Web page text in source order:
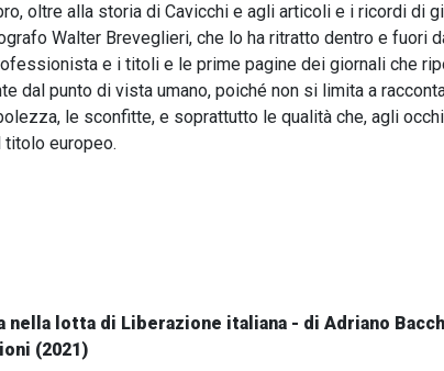
oltre alla storia di Cavicchi e agli articoli e i ricordi di
Walter Breveglieri, che lo ha ritratto dentro e fuori
e i titoli e le prime pagine dei giornali che
dal punto di vista umano, poiché non si limita a
le sconfitte, e soprattutto le qualità che, agli
titolo europeo.
nella lotta di Liberazione italiana - di Adriano
(2021)